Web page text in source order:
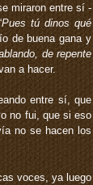
miraron entre sí -
Pues tú dinos qué
de buena gana y
de repente
a hacer.
entre sí, que
no fui, que si eso
no se hacen los
voces, ya luego